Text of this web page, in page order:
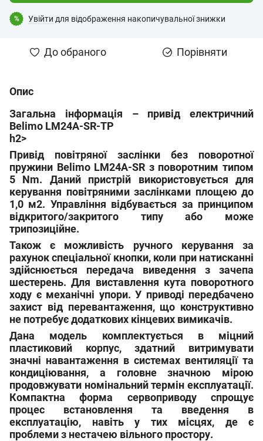
% Увійти для відображення накопичувальної знижки
До обраного Порівняти
Опис
Загальна інформація – привід електричний
Belimo LM24A-SR-TP
h2>
Привід повітряної заслінки без поворотної
пружини Belimo LM24A-SR з поворотним типом
5 Nm. Даний пристрій використовується для
керування повітряними заслінками площею до
1,0 м2. Управління відбувається за принципом
відкритого/закритого типу або може
трипозиційне.
Також є можливість ручного керування за
рахунок спеціальної кнопки, коли при натисканні
здійснюється передача виведення з зачепа
шестерень. Для виставлення кута поворотного
ходу є механічні упори. У приводі передбачено
захист від перевантаження, що конструктивно
не потребує додаткових кінцевих вимикачів.
Дана модель комплектується в міцний
пластиковий корпус, здатний витримувати
значні навантаження в системах вентиляції та
кондиціювання, а головне значною мірою
продовжувати номінальний термін експлуатації.
Компактна форма сервоприводу спрощує
процес встановлення та введення в
експлуатацію, навіть у тих місцях, де є
проблеми з нестачею вільного простору.